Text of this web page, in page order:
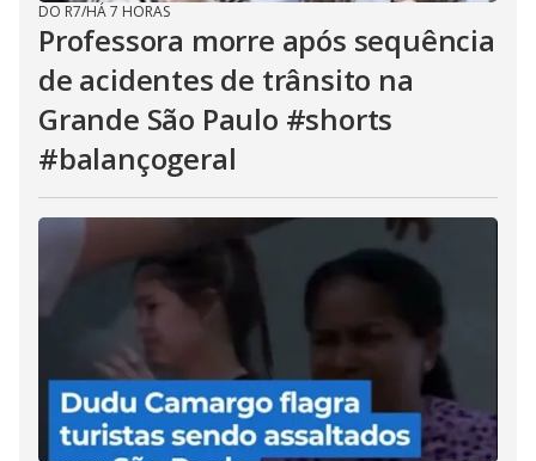
DO R7/HÁ 7 HORAS
Professora morre após sequência
de acidentes de trânsito na
Grande São Paulo #shorts
#balançogeral